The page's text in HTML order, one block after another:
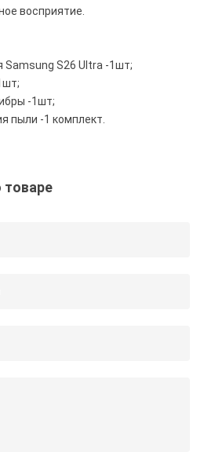
восприятие.
Samsung S26 Ultra -1шт;
-1шт;
пыли -1 комплект.
товаре